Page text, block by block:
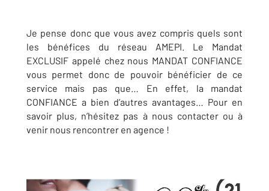
Je pense donc que vous avez compris quels sont
les bénéfices du réseau AMEPI. Le Mandat
EXCLUSIF appelé chez nous MANDAT CONFIANCE
vous permet donc de pouvoir bénéficier de ce
service mais pas que… En effet, la mandat
CONFIANCE a bien d’autres avantages… Pour en
savoir plus, n’hésitez pas à nous contacter ou à
venir nous rencontrer en agence !